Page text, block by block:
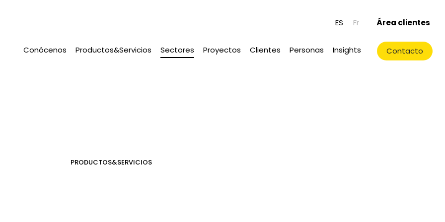
ES Fr Área clientes
Conócenos Productos&Servicios Sectores (actual)
Proyectos Clientes Personas Insights Contacto
PRODUCTOS&SERVICIOS